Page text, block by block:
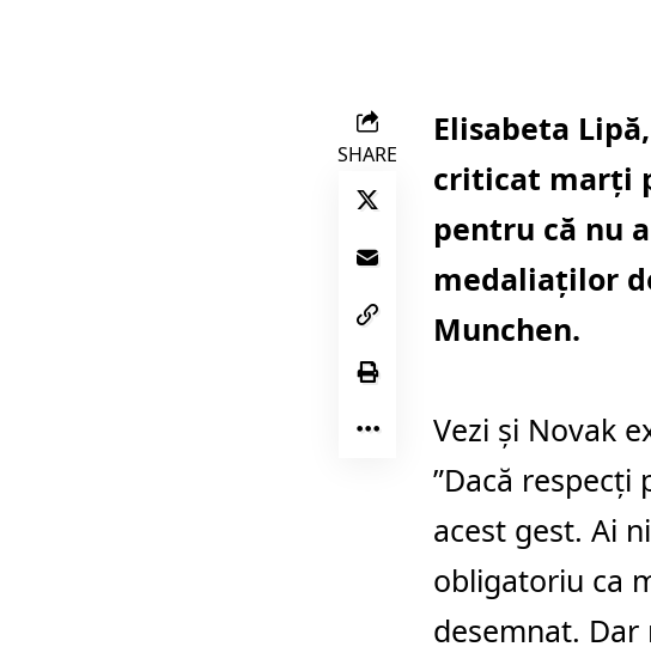
SHARE
Elisabeta
criticat marți
pentru că nu
medaliaților
Munchen.
Vezi și Novak
”Dacă
acest gest. Ai
obligatoriu ca
desemnat. Dar